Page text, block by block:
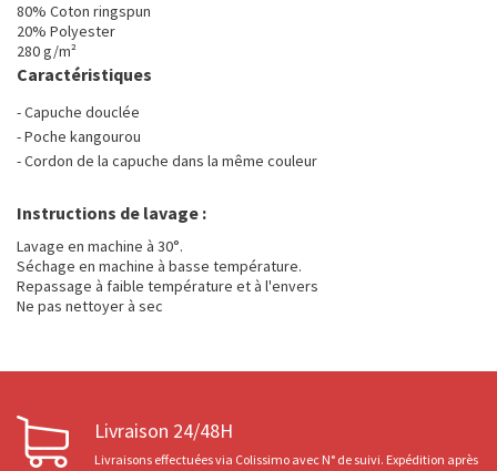
80% Coton ringspun
20% Polyester
280 g/m²
Caractéristiques
- Capuche douclée
- Poche kangourou
- Cordon de la capuche dans la même couleur
Instructions de lavage :
Lavage en machine à 30°.
Séchage en machine à basse température.
Repassage à faible température et à l'envers
Ne pas nettoyer à sec
Livraison 24/48H
Livraisons effectuées via Colissimo avec N° de suivi. Expédition après